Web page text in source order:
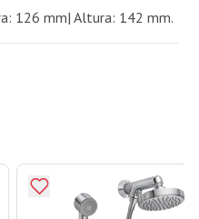
126 mm| Altura: 142 mm.